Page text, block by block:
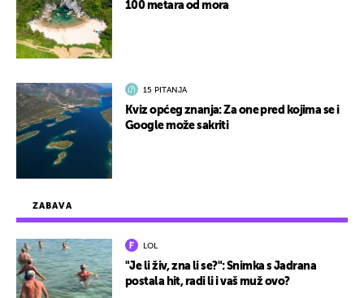
ZABAVA
LOL
"Je li živ, zna li se?": Snimka s Jadrana
postala hit, radi li i vaš muž ovo?
100 metara od mora
15 PITANJA
Kviz općeg znanja: Za one pred kojima se i
Google može sakriti